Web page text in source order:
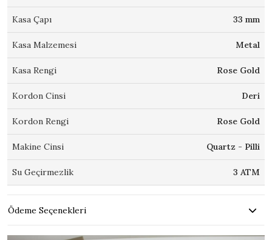
Kasa Çapı 33 mm
Kasa Malzemesi Metal
Kasa Rengi Rose Gold
Kordon Cinsi Deri
Kordon Rengi Rose Gold
Makine Cinsi Quartz - Pilli
Su Geçirmezlik 3 ATM
Ödeme Seçenekleri